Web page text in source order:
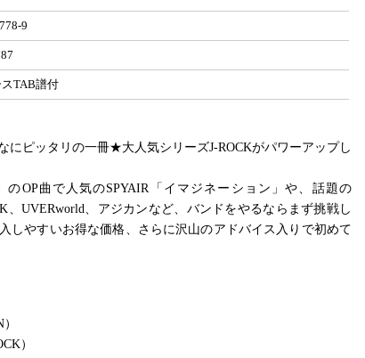
9
TAB譜付
にピッタリの一冊★大人気シリーズJ-ROCKがパワーアップし
OP曲で人気のSPYAIR「イマジネーション」や、話題の
、UVERworld、アジカンなど、バンドをやるならまず挑戦し
しやすいお得な価格、さらに沢山のアドバイス入りで初めて
）